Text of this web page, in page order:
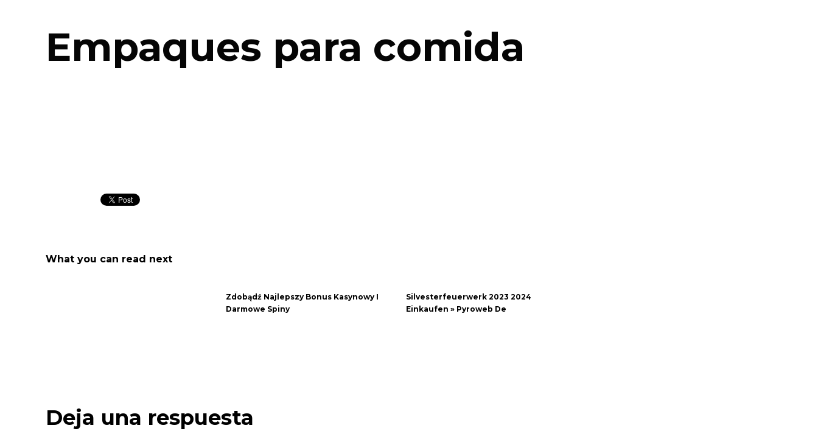
Empaques para comida
What you can read next
Zdobądź Najlepszy Bonus Kasynowy I
Darmowe Spiny
Silvesterfeuerwerk 2023 2024
Einkaufen » Pyroweb De
Deja una respuesta